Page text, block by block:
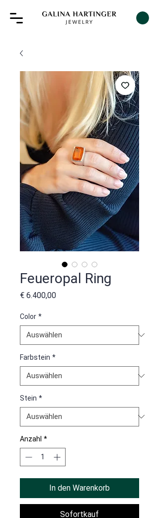
Feueropal Ring
€ 6.400,00Preis
Color *
Farbstein *
Stein *
Anzahl *
In den Warenkorb
Sofortkauf